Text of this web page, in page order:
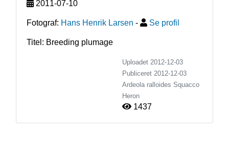
2011-07-10
Fotograf: Hans Henrik Larsen - Se profil
Titel: Breeding plumage
Uploadet 2012-12-03
Publiceret 2012-12-03
Ardeola ralloides Squacco
Heron
1437